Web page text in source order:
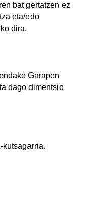
bat gertatzen ez
eta/edo
dira.
Garapen
dago dimentsio
kutsagarria.